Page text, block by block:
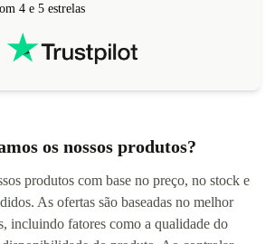
4 e 5 estrelas
os nossos produtos?
produtos com base no preço, no stock e
As ofertas são baseadas no melhor
incluindo fatores como a qualidade do